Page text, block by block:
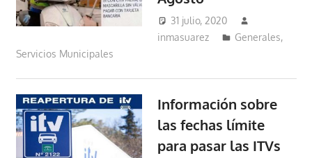
31 julio, 2020
inmasuarez
Generales,
Servicios Municipales
Información sobre
las fechas límite
para pasar las ITVs